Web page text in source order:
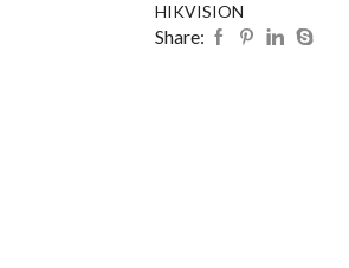
HIKVISION
Share: